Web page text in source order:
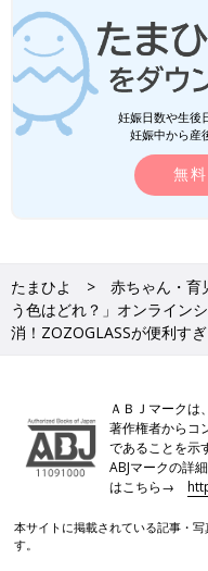
妊娠日数や生後
妊娠中から産
無
たまひよ 赤ちゃん・育
う色はどれ？」オンライン
消！ZOZOGLASSが便利すぎ
ＡＢＪマークは
著作権者からコ
であることを示
ABJマークの詳
はこちら→
本サイトに掲載されている記事・
す。